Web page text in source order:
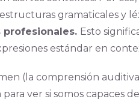
gramaticales y
profesionales. Esto
estándar en
(la comprensión
ver si somos capaces